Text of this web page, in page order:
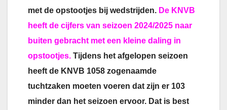
met de opstootjes bij wedstrijden. De KNVB
heeft de cijfers van seizoen 2024/2025 naar
buiten gebracht met een kleine daling in
opstootjes. Tijdens het afgelopen seizoen
heeft de KNVB 1058 zogenaamde
tuchtzaken moeten voeren dat zijn er 103
minder dan het seizoen ervoor. Dat is best